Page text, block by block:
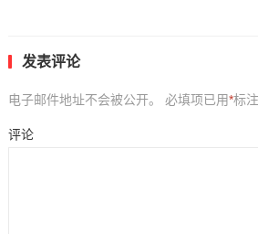
发表评论
电子邮件地址不会被公开。 必填项已用*标注
评论